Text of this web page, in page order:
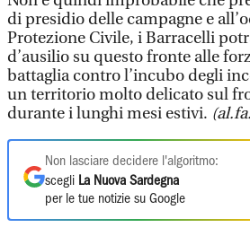
di presidio delle campagne e
Protezione Civile, i Barracelli
d’ausilio su questo fronte alle
battaglia contro l’incubo degli
un territorio molto delicato sul
durante i lunghi mesi estivi.
Non lasciare decidere l'algoritmo:
scegli La Nuova Sardegna
per le tue notizie su Google